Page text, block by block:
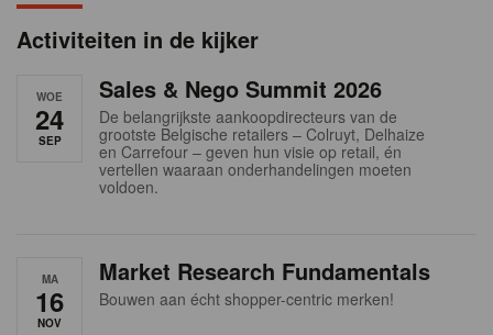
nActiviteiten in de kijker
WOE
24
SEP
Sales & Nego Summit 2026
De belangrijkste aankoopdirecteurs van de
grootste Belgische retailers – Colruyt, Delhaize
en Carrefour – geven hun visie op retail, én
vertellen waaraan onderhandelingen moeten
voldoen.
MA
16
NOV
Market Research Fundamentals
Bouwen aan écht shopper-centric merken!